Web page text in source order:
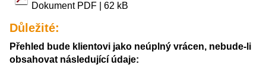
Dokument PDF | 62 kB
Důležité:
Přehled bude klientovi jako neúplný vrácen, nebude-li
obsahovat následující údaje: